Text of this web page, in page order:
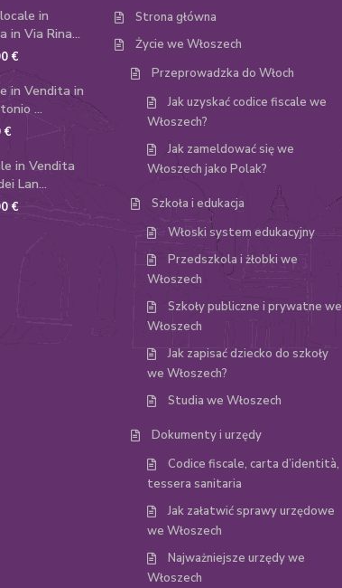
in
in Via Rina...
€
in Vendita in
...
€
in Vendita
Lan...
€
Strona główna
Życie we Włoszech
Przeprowadzka do Włoch
Jak uzyskać codice fiscale we
Włoszech?
Jak zameldować się we
Włoszech jako Polak?
Szkoła i edukacja
Włoski system edukacyjny
Przedszkola i żłobki we
Włoszech
Szkoły publiczne i prywatne we
Włoszech
Jak zapisać dziecko do szkoły
we Włoszech?
Studia we Włoszech
Dokumenty i urzędy
Codice fiscale, carta d’identità,
tessera sanitaria
Jak załatwić sprawy urzędowe
we Włoszech
Najważniejsze urzędy we
Włoszech